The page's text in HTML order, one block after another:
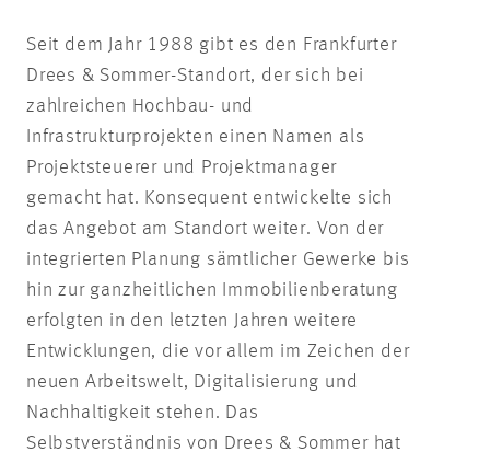
Seit dem Jahr 1988 gibt es den Frankfurter
Drees & Sommer-Standort, der sich bei
zahlreichen Hochbau- und
Infrastrukturprojekten einen Namen als
Projektsteuerer und Projektmanager
gemacht hat. Konsequent entwickelte sich
das Angebot am Standort weiter. Von der
integrierten Planung sämtlicher Gewerke bis
hin zur ganzheitlichen Immobilienberatung
erfolgten in den letzten Jahren weitere
Entwicklungen, die vor allem im Zeichen der
neuen Arbeitswelt, Digitalisierung und
Nachhaltigkeit stehen. Das
Selbstverständnis von Drees & Sommer hat